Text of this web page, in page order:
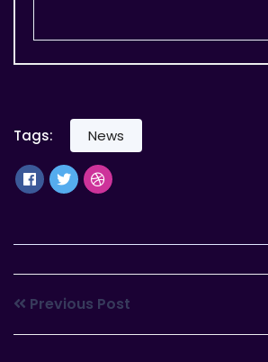
Tags: News
Previous Post